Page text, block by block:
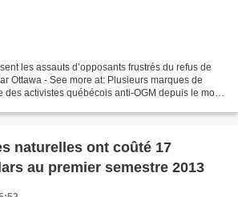
les assauts d’opposants frustrés du refus de
Ottawa - See more at: Plusieurs marques de
activistes québécois anti-OGM depuis le mois
naturelles ont coûté 17
au premier semestre 2013